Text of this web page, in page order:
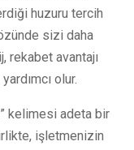
huzuru tercih
sizi daha
rekabet avantajı
olur.
kelimesi adeta bir
işletmenizin